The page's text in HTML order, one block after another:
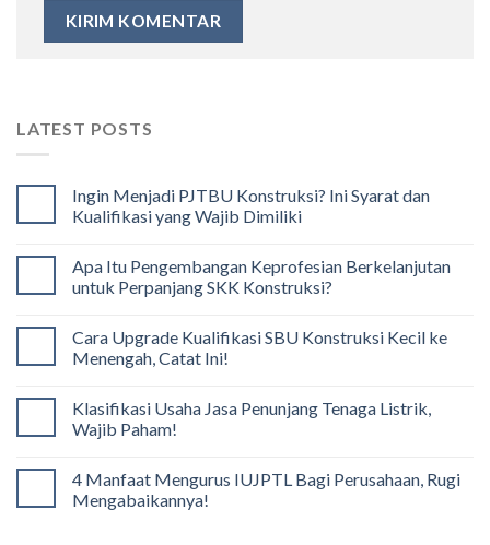
LATEST POSTS
Ingin Menjadi PJTBU Konstruksi? Ini Syarat dan
Kualifikasi yang Wajib Dimiliki
Apa Itu Pengembangan Keprofesian Berkelanjutan
untuk Perpanjang SKK Konstruksi?
Cara Upgrade Kualifikasi SBU Konstruksi Kecil ke
Menengah, Catat Ini!
Klasifikasi Usaha Jasa Penunjang Tenaga Listrik,
Wajib Paham!
4 Manfaat Mengurus IUJPTL Bagi Perusahaan, Rugi
Mengabaikannya!